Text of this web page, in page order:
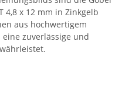
4,8 x 12 mm in Zinkgelb
aus hochwertigem
zuverlässige und